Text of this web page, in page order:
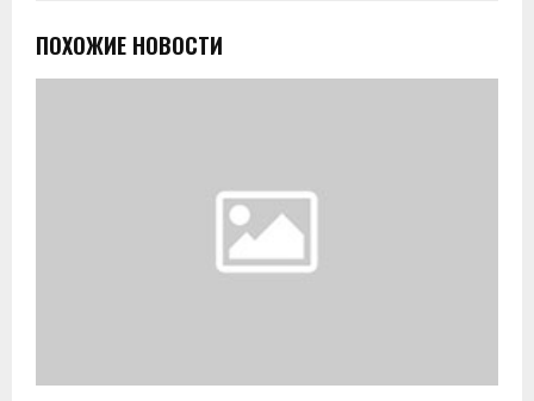
ПОХОЖИЕ НОВОСТИ